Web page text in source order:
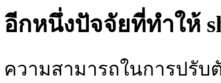
อีกหนึ่งปัจจัยที่ทำให้
ความสามารถในการปรับ